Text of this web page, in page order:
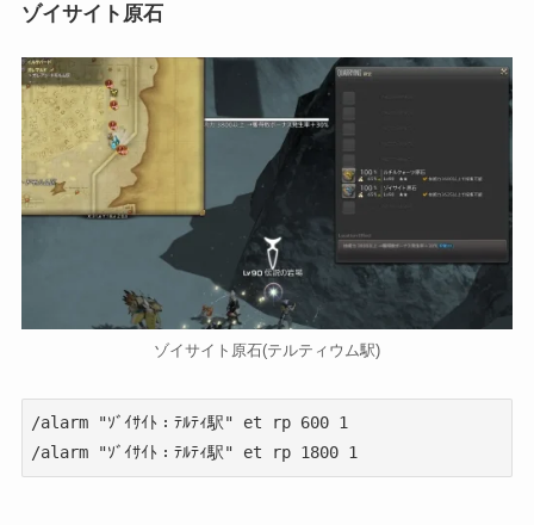
ゾイサイト原石
ゾイサイト原石(テルティウム駅)
/alarm "ｿﾞｲｻｲﾄ：ﾃﾙﾃｨ駅" et rp 600 1
/alarm "ｿﾞｲｻｲﾄ：ﾃﾙﾃｨ駅" et rp 1800 1